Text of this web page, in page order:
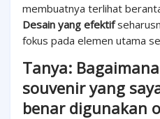
membuatnya terlihat
Desain yang efektif
fokus pada elemen utama
Tanya:
souvenir yang
benar digunakan